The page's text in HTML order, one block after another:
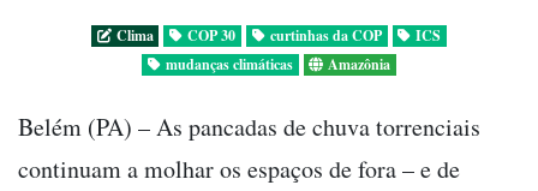
Clima COP 30 curtinhas da COP
ICS
mudanças climáticas
Amazônia
Belém (PA) – As pancadas de chuva torrenciais
continuam a molhar os espaços de fora – e de